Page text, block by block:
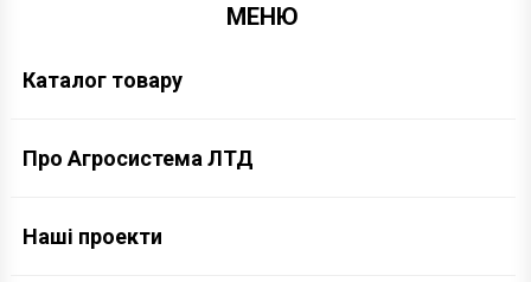
МЕНЮ
Каталог товару
Про Агросистема ЛТД
Наші проекти